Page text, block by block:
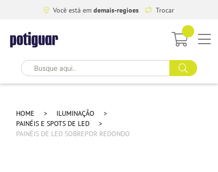
Você está em demais-regioes Trocar
HOME
ILUMINAÇÃO
PAINÉIS E SPOTS DE LED
PAINÉIS DE LED SOBREPOR REDONDO